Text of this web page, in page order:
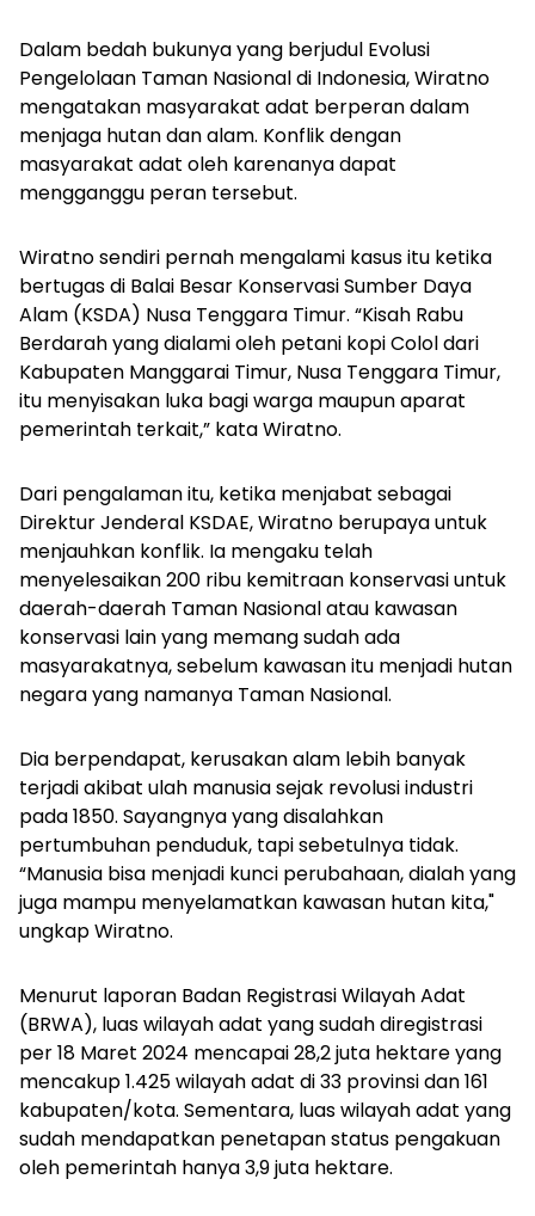
Dalam bedah bukunya yang berjudul Evolusi
Pengelolaan Taman Nasional di Indonesia,Wiratno
mengatakan masyarakat adat berperan dalam
menjaga hutan dan alam. Konflik dengan
masyarakat adat oleh karenanya dapat
mengganggu peran tersebut.
Wiratno sendiri pernah mengalami kasus itu ketika
bertugas di Balai Besar Konservasi Sumber Daya
Alam (KSDA) Nusa Tenggara Timur. “Kisah Rabu
Berdarahyang dialami oleh petani kopi Colol dari
Kabupaten Manggarai Timur, Nusa Tenggara Timur,
itu menyisakan luka bagi warga maupun aparat
pemerintah terkait,” kata Wiratno.
Dari pengalaman itu, ketika menjabat sebagai
Direktur Jenderal KSDAE, Wiratno berupaya untuk
menjauhkan konflik. Ia mengaku telah
menyelesaikan 200 ribu kemitraan konservasi untuk
daerah-daerah Taman Nasional atau kawasan
konservasi lain yang memang sudah ada
masyarakatnya, sebelum kawasan itu menjadi hutan
negara yang namanya Taman Nasional.
Dia berpendapat, kerusakan alam lebih banyak
terjadi akibat ulah manusia sejak revolusi industri
pada 1850. Sayangnya yang disalahkan
pertumbuhan penduduk, tapi sebetulnya tidak.
“Manusia bisa menjadi kunci perubahaan, dialah yang
juga mampu menyelamatkan kawasan hutan kita,"
ungkap Wiratno.
Menurut laporan Badan Registrasi Wilayah Adat
(BRWA), luas wilayah adat yang sudah diregistrasi
per 18 Maret 2024 mencapai 28,2 juta hektare yang
mencakup 1.425 wilayah adat di 33 provinsi dan 161
kabupaten/kota. Sementara, luas wilayah adat yang
sudah mendapatkan penetapan status pengakuan
oleh pemerintah hanya 3,9 juta hektare.